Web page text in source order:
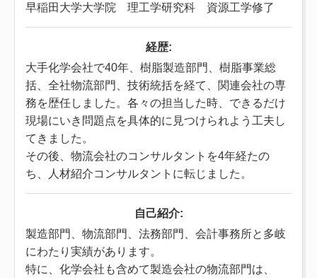
早稲田大学大学院 理工学研究科 資源工学修了
経歴:
大手化学会社で40年、樹脂製造部門、樹脂事業総
括、全社物流部門、技術統括を経て、関連会社の専
務を歴任しました。各々の担当した時、できるだけ
現場にいき問題点を具体的に見つけられよう工夫し
てきました。
その後、物流会社のコンサルタントを4年経たの
ち、人材紹介コンサルタントに転じました。
自己紹介:
製造部門、物流部門、法務部門、会計事務所と多岐
にわたり実績があります。
特に、化学会社も含めて製造会社の物流部門は、